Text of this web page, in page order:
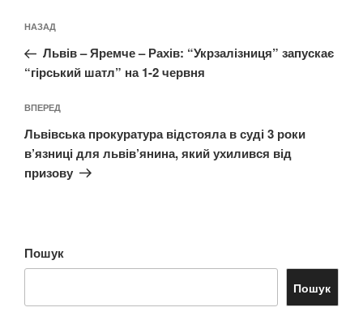
записів
Попередній
запис:
НАЗАД
Львів – Яремче – Рахів: “Укрзалізниця” запускає
“гірський шатл” на 1-2 червня
Наступний
запис
ВПЕРЕД
Львівська прокуратура відстояла в суді 3 роки
в’язниці для львів’янина, який ухилився від
призову
Пошук
Пошук